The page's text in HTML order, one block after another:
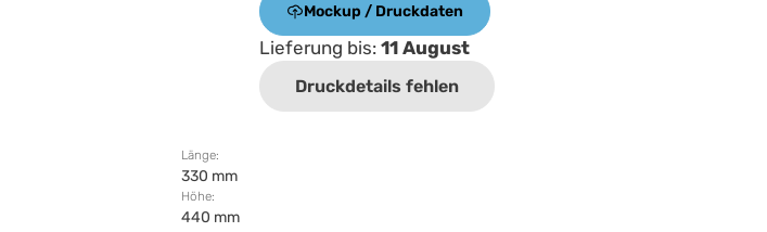
Mockup / Druckdaten
Lieferung bis: 11 August
Druckdetails fehlen
Länge:
330 mm
Höhe:
440 mm